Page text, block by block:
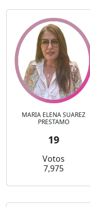
MARIA ELENA SUAREZ
PRESTAMO
19
Votos
7,975